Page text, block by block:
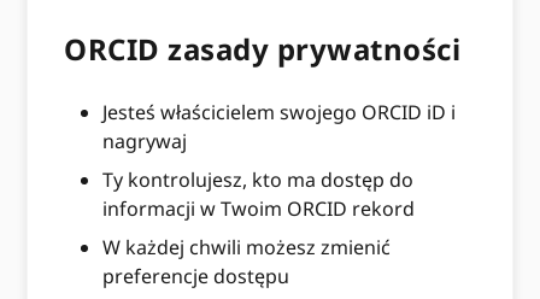
ORCID zasady prywatności
Jesteś właścicielem swojego ORCID iD i
nagrywaj
Ty kontrolujesz, kto ma dostęp do
informacji w Twoim ORCID rekord
W każdej chwili możesz zmienić
preferencje dostępu